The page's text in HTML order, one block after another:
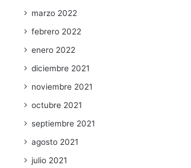
marzo 2022
febrero 2022
enero 2022
diciembre 2021
noviembre 2021
octubre 2021
septiembre 2021
agosto 2021
julio 2021